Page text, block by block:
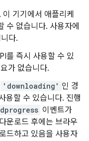
이 기기에서 애플리케
수 없습니다. 사용자에
다.
를 즉시 사용할 수 있
가 없습니다.
'downloading' 인 경
용할 수 있습니다. 진행
이벤트가
운로드 후에는 브라우
드하고 있음을 사용자